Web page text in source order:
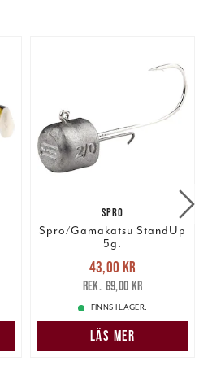
SPRO
Spro/Gamakatsu StandUp
5g.
Nuvarande pris
43,00 krTidigare pris
69,00 kr
43,00 kr
69,00 kr
FINNS I LAGER.
LÄS MER